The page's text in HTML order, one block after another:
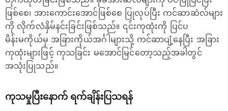
ဖြစ်စေ၊ အားကောင်းအောင်ဖြစ်စေ ပြုလုပ်ပြီး ကင်ဆာဆဲလ်များ
ကို လိုက်လံနှိမ်နင်းခြင်းဖြစ်သည်။ ၎င်းကုထုံးကို ပြင်ပ
မိန်းမကိုယ်မှ အခြားကိုယ်အင်္ဂါများသို့ ကင်ဆာပျံ့နေပြီး အခြား
ကုထုံးများဖြင့် ကုသခြင်း မအောင်မြင်တော့သည့်အခါတွင်
အသုံးပြုသည်။
ကုသမှုပြီးနောက် ရက်ချိန်းပြသရန်